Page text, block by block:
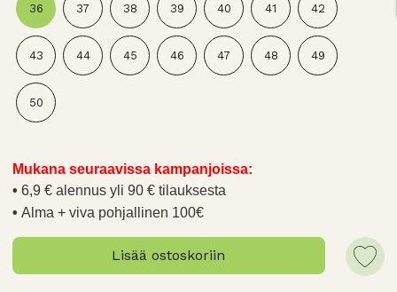
36 37 38 39 40 41 42
43 44 45 46 47 48 49
50
Mukana seuraavissa kampanjoissa:
6,9 € alennus yli 90 € tilauksesta
Alma + viva pohjallinen 100€
Lisää ostoskoriin